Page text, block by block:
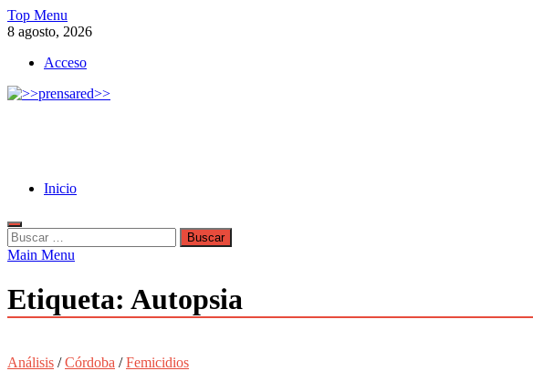
Skip
to
Top Menu
8 agosto, 2026
Acceso
Inicio
Buscar:
Main Menu
Etiqueta: Autopsia
Análisis /Córdoba /Femicidios